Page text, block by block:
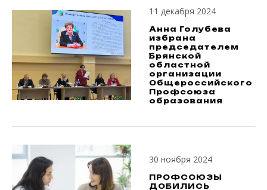
11 декабря 2024
Анна Голубева
избрана
председателем
Брянской
областной
организации
Общероссийского
Профсоюза
образования
30 ноября 2024
ПРОФСОЮЗЫ
ДОБИЛИСЬ